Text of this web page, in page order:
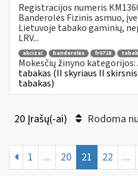
Registracijos numeris
Banderolės Fizinis asmuo,
Lietuvoje tabako gaminių,
LRV...
akcizai banderolės fr0718
Mokesčių žinyno kategorijos:
tabakas (II skyriaus II
tabakas)
20 Įrašų(-ai) Rodoma
1 ... 20 21 22 ...